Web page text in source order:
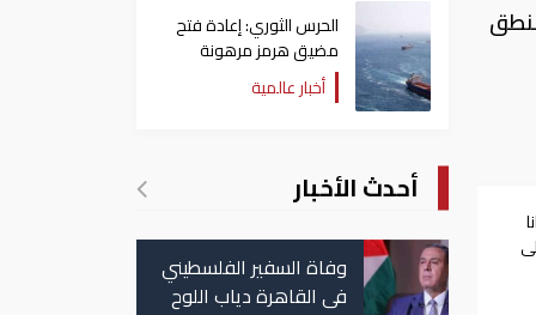
الحرس الثوري: إعادة فتح
مضيق هرمز مرهونة
بقبول واشنطن الكامل
لشروط طهران
أخبار عالمية
أحدث الأخبار
وفاة السفير الفلسطيني
في القاهرة دياب اللوح